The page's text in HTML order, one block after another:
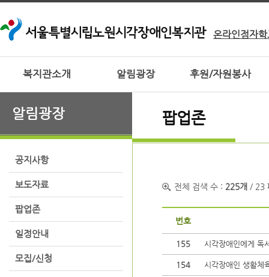
온라인점자
복지관소개 알림광장 후원/자원봉사
알림광장
공지사항
보도자료
팝업존
일정안내
모집/신청
팝업존
전체 검색 수 : 225개 / 23
번호
155 시각장애인에게 독
154 시각장애인 생활체